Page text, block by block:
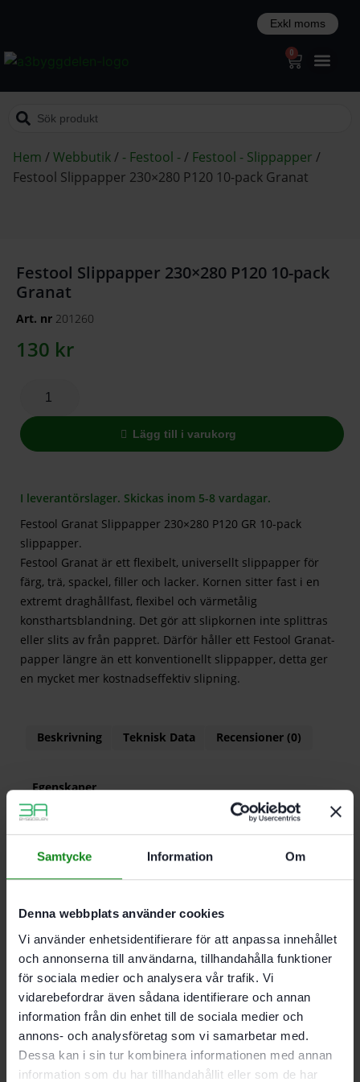
Samtycke Information Om
Denna webbplats använder cookies
Vi använder enhetsidentifierare för att anpassa innehållet
och annonserna till användarna, tillhandahålla funktioner
för sociala medier och analysera vår trafik. Vi
vidarebefordrar även sådana identifierare och annan
information från din enhet till de sociala medier och
annons- och analysföretag som vi samarbetar med.
Dessa kan i sin tur kombinera informationen med annan
information som du har tillhandahållit eller som de har
0
Hem /Webbutik/ - Festool -/ Festool - Slippapper /
Festool Slippapper 230×280 P120 10-pack Granat
Festool Slippapper 230×280 P120 10-pack
Granat
Art. nr 201260
130 kr
Lägg till i varukorg
I leverantörslager. Skickas inom 5-8 vardagar.
Festool Granat Slippapper 230×280 P120 GR 10-pack
slippapper.
Festool Granat är ett flexibelt, universellt slippapper för
färg, trä, spackel, filler och lacker. Kornen sitter fast i en
extremt draghållfast, flexibel och värmetålig
konsthartsblandning. Det gör att slipkornen inte splittras
eller slits av från pappret. Därför håller ett Festool Granat-
papper längre än ett konventionellt slippapper, detta ger
en mycket mer kostnadseffektiv slipning.
Beskrivning Teknisk Data Recensioner (0)
Egenskaper
Lämplig för gammal- och ny lack. VOC-lack.
färger. spackel. filler. trä
Idealisk för att slipa kanter. falsar och profiler
Jämnar ut felställen. t.ex. rinning.
damminneslutningar osv
Flexibelt universal-handslippapper för färg.
spackel. filler. lack (speciellt VOC-lacker och
hårda underlag)
Korn P120; Förpackning 10 Antal
Det finns inga recensioner än.